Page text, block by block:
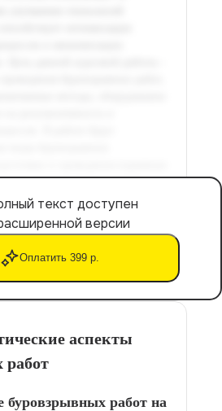
текст доступен
версии
Оплатить 399 р.
аспекты
работ
буровзрывных работ на